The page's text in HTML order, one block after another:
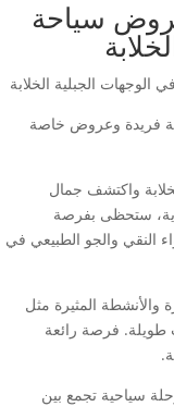
سياحة
فريدة وعروض خاصة
واكتشف جمال
ستحظى بفرصة
النقي والجو الطبيعي في
والأنشطة المثيرة مثل
طويلة. فرصة رائعة
سياحية تجمع بين